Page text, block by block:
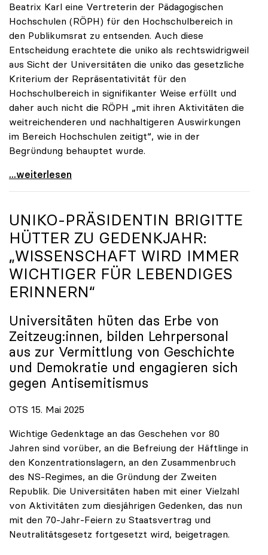
Beatrix Karl eine Vertreterin der Pädagogischen
Hochschulen (RÖPH) für den Hochschulbereich in
den Publikumsrat zu entsenden. Auch diese
Entscheidung erachtete die uniko als rechtswidrigweil
aus Sicht der Universitäten die uniko das gesetzliche
Kriterium der Repräsentativität für den
Hochschulbereich in signifikanter Weise erfüllt und
daher auch nicht die RÖPH „mit ihren Aktivitäten die
weitreichenderen und nachhaltigeren Auswirkungen
im Bereich Hochschulen zeitigt“, wie in der
Begründung behauptet wurde.
ORF-Publikumsrat: Regierung entsendet nun doch
...weiterlesen
UNIKO-PRÄSIDENTIN BRIGITTE
HÜTTER ZU GEDENKJAHR:
„WISSENSCHAFT WIRD IMMER
WICHTIGER FÜR LEBENDIGES
ERINNERN“
Universitäten hüten das Erbe von
Zeitzeug:innen, bilden Lehrpersonal
aus zur Vermittlung von Geschichte
und Demokratie und engagieren sich
gegen Antisemitismus
OTS 15. Mai 2025
Wichtige Gedenktage an das Geschehen vor 80
Jahren sind vorüber, an die Befreiung der Häftlinge in
den Konzentrationslagern, an den Zusammenbruch
des NS-Regimes, an die Gründung der Zweiten
Republik. Die Universitäten haben mit einer Vielzahl
von Aktivitäten zum diesjährigen Gedenken, das nun
mit den 70-Jahr-Feiern zu Staatsvertrag und
Neutralitätsgesetz fortgesetzt wird, beigetragen.